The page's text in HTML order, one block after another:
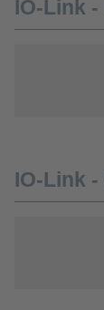
IO-Link
IO-Link